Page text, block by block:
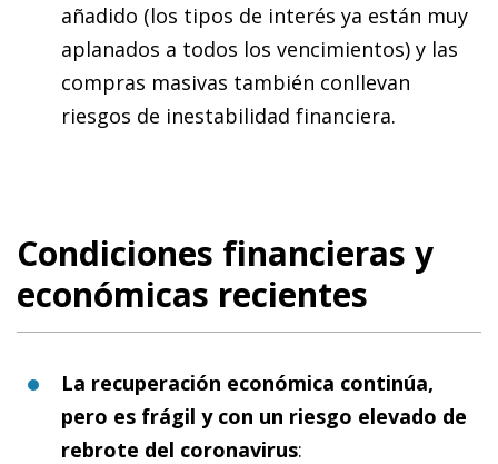
añadido (los tipos de interés ya están muy
aplanados a todos los vencimientos) y las
compras masivas también conllevan
riesgos de inestabilidad financiera.
Condiciones financieras y
económicas recientes
La recuperación económica continúa,
pero es frágil y con un riesgo elevado de
rebrote del coronavirus: